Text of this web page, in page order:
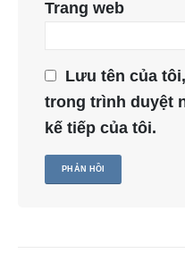
Trang web
Lưu tên của
trong trình duyệt
kế tiếp của tôi.